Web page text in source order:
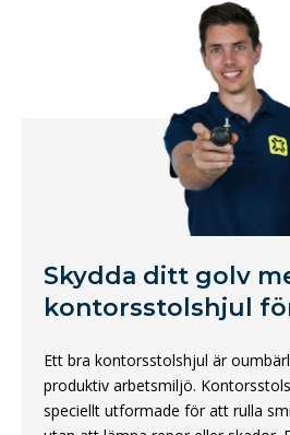
Skydda ditt golv
kontorsstolshjul
Ett bra kontorsstolshjul är
produktiv arbetsmiljö.
speciellt utformade för att rulla